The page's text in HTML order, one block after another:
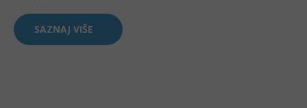
SAZNAJ VIŠE